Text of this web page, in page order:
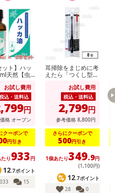
ガネをはさむだけ！
脱できるクリップタイプ。
を簡単に掛けられます！
て、 紫外線や反射光により目に
、フィッシング、ドライブ、普
兼ね備えているから、 シーンや
ット】ハッ
天然【虫
に】【バス
】【花粉対
お試し費用
込・送料込
円
格 オープン
クーポンで
円引き
り 933円
12.7ポイント
15
耳掃除をまじめに考
えたら「つくし型」
お試し費用
税込・送料込
2,799円
参考価格 8,800円
さらにクーポンで
500円引き
1個あたり349.9円
(1,100円)
12.7ポイント
28
0